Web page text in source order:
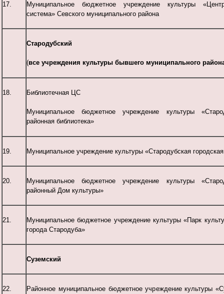
17.
Муниципальное бюджетное учреждение культуры
система» Севского муниципального района
Стародубский
(все учреждения культуры бывшего муниципального
18. Библиотечная ЦС
Муниципальное бюджетное учреждение культуры
районная библиотека»
19. Муниципальное учреждение культуры «Стародубская
20.
Муниципальное бюджетное учреждение культуры
районный Дом культуры»
21.
Муниципальное бюджетное учреждение культуры «Парк
города Стародуба»
Суземский
22.
Районное муниципальное бюджетное учреждение культуры